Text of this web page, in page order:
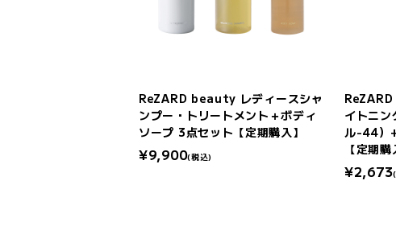
ReZARD beauty レディースシャ
ンプー・トリートメント＋ボディ
ソープ 3点セット【定期購入】
¥9,900(税込)
イトニン
ル-44）
【定期購
¥2,673